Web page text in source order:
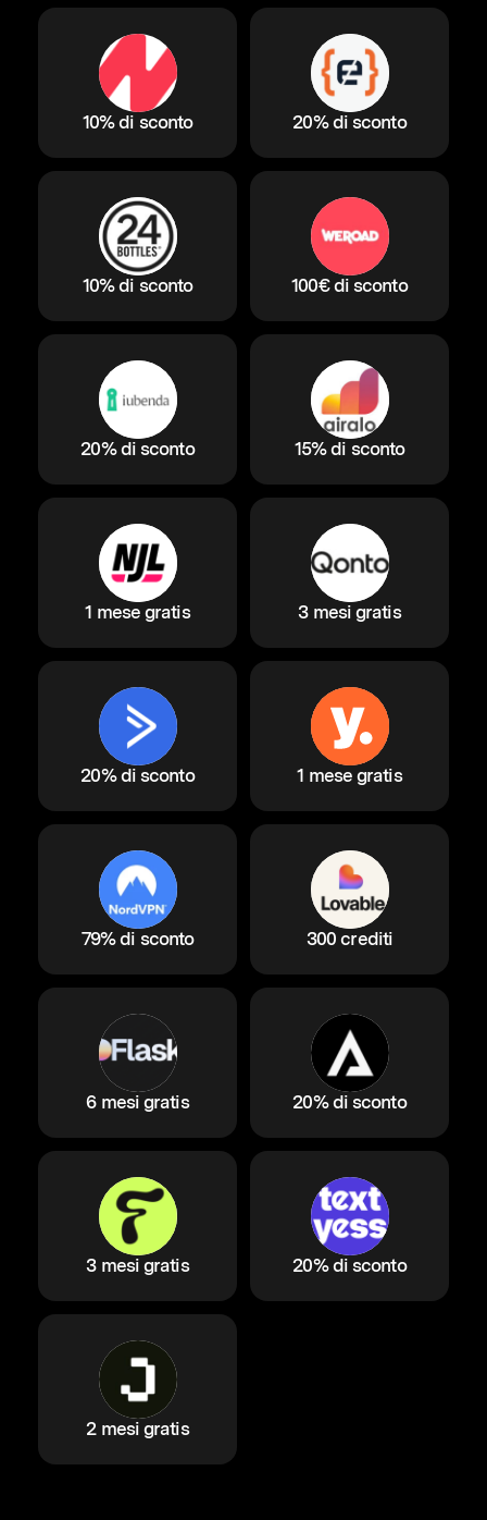
10% di sconto 20% di sconto
10% di sconto 100€ di sconto
20% di sconto 15% di sconto
1 mese gratis 3 mesi gratis
20% di sconto 1 mese gratis
79% di sconto 300 crediti
6 mesi gratis 20% di sconto
3 mesi gratis 20% di sconto
2 mesi gratis